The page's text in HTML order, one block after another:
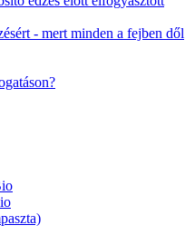
- mert minden a fejben dől